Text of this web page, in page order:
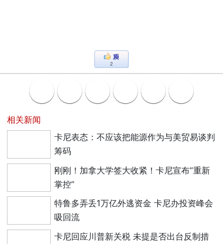
2
相关新闻
卡尼表态：不应该把能源作为与美贸易谈判
筹码
刚刚！加拿大学签大收紧！卡尼宣布“重新
掌控”
特鲁多弄丢1万亿外逃资金 卡尼办投资峰会
吸回流
卡尼回应川普新关税 未提是否出台反制措